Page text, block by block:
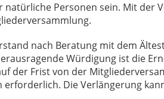
Personen sein. Mit der
nach Beratung mit dem
Würdigung ist die
der Frist von der
Die Verlängerung